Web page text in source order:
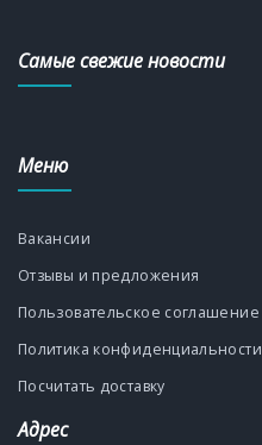
Самые свежие новости
Меню
Вакансии
Отзывы и предложения
Пользовательское соглашение
Политика конфиденциальности
Посчитать доставку
Адрес